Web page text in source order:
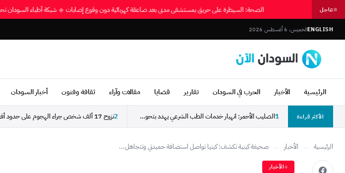
عاجل الصحة: السيطرة على حريق بمستشفى مدني بعد صاعقة كهربائية دون وقوع إصابات ◆ شبكة أطباء
ENGLISHالخميس، 6 أغسطس 2026
الرئيسية الأخبار الحرب في السودان تقارير قضايا مقالات وآراء ثقافة وفنون أخبار السودان
الأكثر قراءة 1 الصليب الأحمر: انهيار خدمات الطب الشرعي يهدد بتحول آلاف... 2نزوح 17 ألف شخص جراء الهجوم على حدود أفريقيا...
الرئيسية ← الأخبار ← صحيفة كينية تكشف: كينيا تواصل استضافة حميدتي وتتجاهل...
الأخبار